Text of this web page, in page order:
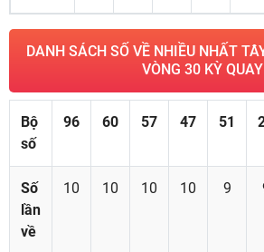
DANH SÁCH SỐ VỀ NHIỀU NHẤT
VÒNG 30 KỲ QUAY
Bộ
số
96 60 57 47 51
Số
lần
về
10 10 10 10 9